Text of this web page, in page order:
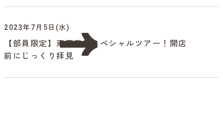
2023年7月5日(水)
【部員限定】東華菜館スペシャルツアー！開店
前にじっくり拝見